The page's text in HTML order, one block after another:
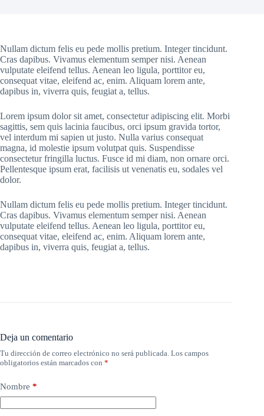
Nullam dictum felis eu pede mollis pretium. Integer tincidunt.
Cras dapibus. Vivamus elementum semper nisi. Aenean
vulputate eleifend tellus. Aenean leo ligula, porttitor eu,
consequat vitae, eleifend ac, enim. Aliquam lorem ante,
dapibus in, viverra quis, feugiat a, tellus.
Lorem ipsum dolor sit amet, consectetur adipiscing elit. Morbi
sagittis, sem quis lacinia faucibus, orci ipsum gravida tortor,
vel interdum mi sapien ut justo. Nulla varius consequat
magna, id molestie ipsum volutpat quis. Suspendisse
consectetur fringilla luctus. Fusce id mi diam, non ornare orci.
Pellentesque ipsum erat, facilisis ut venenatis eu, sodales vel
dolor.
Nullam dictum felis eu pede mollis pretium. Integer tincidunt.
Cras dapibus. Vivamus elementum semper nisi. Aenean
vulputate eleifend tellus. Aenean leo ligula, porttitor eu,
consequat vitae, eleifend ac, enim. Aliquam lorem ante,
dapibus in, viverra quis, feugiat a, tellus.
Deja un comentario
Tu dirección de correo electrónico no será publicada. Los campos
obligatorios están marcados con *
Nombre *